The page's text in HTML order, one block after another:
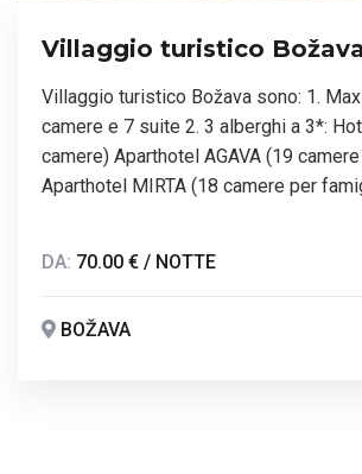
Villaggio turistico
Villaggio turistico Božava sono: 1.
camere e 7 suite 2. 3 alberghi a 3*:
camere) Aparthotel AGAVA (19
Aparthotel MIRTA (18 camere per
DA: 70.00 € / NOTTE
BOŽAVA